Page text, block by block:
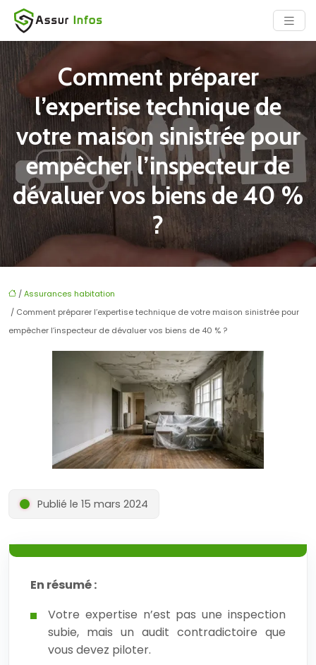
Comment préparer
l’expertise technique de
votre maison sinistrée pour
empêcher l’inspecteur de
dévaluer vos biens de 40 %
?
/Assurances habitation
/ Comment préparer l’expertise technique de votre maison sinistrée pour
empêcher l’inspecteur de dévaluer vos biens de 40 % ?
Publié le 15 mars 2024
En résumé :
Votre expertise n’est pas une inspection
subie, mais un audit contradictoire que
vous devez piloter.